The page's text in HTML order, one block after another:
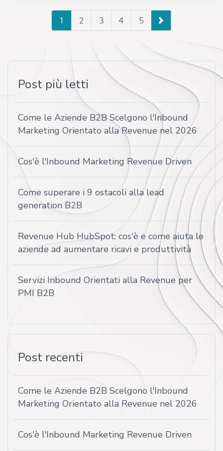
1 2 3 4 5
Post più letti
Come le Aziende B2B Scelgono l'Inbound
Marketing Orientato alla Revenue nel 2026
Cos'è l'Inbound Marketing Revenue Driven
Come superare i 9 ostacoli alla lead
generation B2B
Revenue Hub HubSpot: cos'è e come aiuta le
aziende ad aumentare ricavi e produttività
Servizi Inbound Orientati alla Revenue per
PMI B2B
Post recenti
Come le Aziende B2B Scelgono l'Inbound
Marketing Orientato alla Revenue nel 2026
Cos'è l'Inbound Marketing Revenue Driven